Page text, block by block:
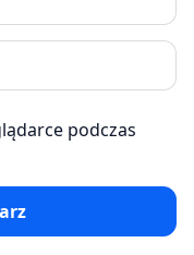
podczas